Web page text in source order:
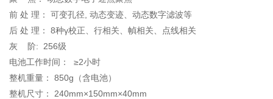
前 处 理： 可变孔径, 动态变迹、动态数字滤波等
后 处 理： 8种γ校正、行相关、幀相关、点线相关
灰 阶: 256级
电池工作时间： ≥2小时
整机重量： 850g（含电池）
整机尺寸： 240mm×150mm×40mm